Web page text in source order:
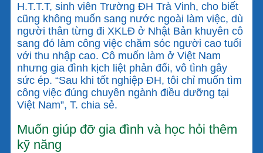
H.T.T.T, sinh viên Trường ĐH Trà Vinh, cho biết
cũng không muốn sang nước ngoài làm việc, dù
người thân từng đi XKLĐ ở Nhật Bản khuyên cô
sang đó làm công việc chăm sóc người cao tuổi
với thu nhập cao. Cô muốn làm ở Việt Nam
nhưng gia đình kịch liệt phản đối, vô tình gây
sức ép. “Sau khi tốt nghiệp ĐH, tôi chỉ muốn tìm
công việc đúng chuyên ngành điều dưỡng tại
Việt Nam”, T. chia sẻ.
Muốn giúp đỡ gia đình và học hỏi thêm
kỹ năng